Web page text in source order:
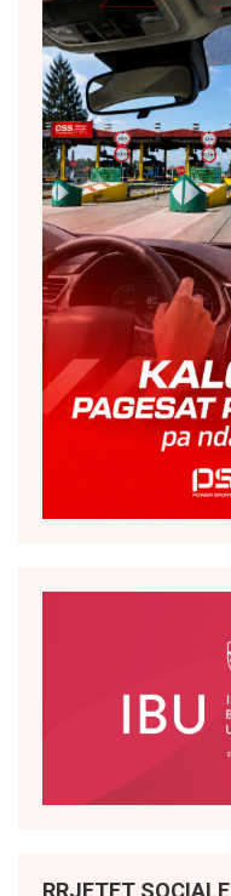
RRJETET SOCIALE